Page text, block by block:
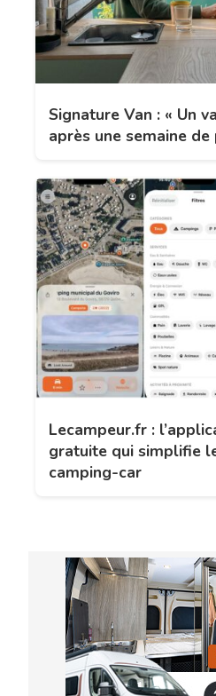
Signature Van : « Un
après une semaine de
Lecampeur.fr :
gratuite qui simplifie
camping-car